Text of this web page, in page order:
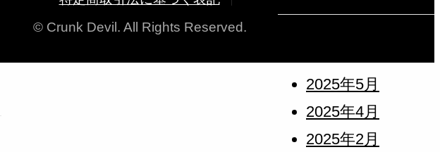
2025年5月
2025年4月
2025年2月
© Crunk Devil. All Rights Reserved.